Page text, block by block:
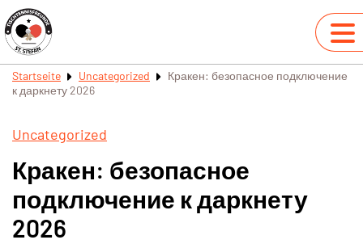
Startseite Uncategorized
Кракен: безопасное подключение
к даркнету 2026
Uncategorized
Кракен: безопасное
подключение к даркнету
2026